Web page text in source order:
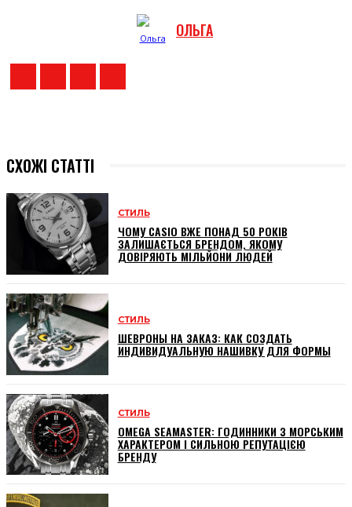
ОЛЬГА
СХОЖІ СТАТТІ
СТИЛЬ
ЧОМУ CASIO ВЖЕ ПОНАД 50 РОКІВ
ЗАЛИШАЄТЬСЯ БРЕНДОМ, ЯКОМУ
ДОВІРЯЮТЬ МІЛЬЙОНИ ЛЮДЕЙ
СТИЛЬ
ШЕВРОНЫ НА ЗАКАЗ: КАК СОЗДАТЬ
ИНДИВИДУАЛЬНУЮ НАШИВКУ ДЛЯ ФОРМЫ
СТИЛЬ
OMEGA SEAMASTER: ГОДИННИКИ З МОРСЬКИМ
ХАРАКТЕРОМ І СИЛЬНОЮ РЕПУТАЦІЄЮ
БРЕНДУ